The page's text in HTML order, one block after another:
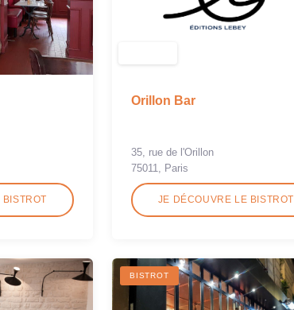
Orillon Bar
35, rue de l'Orillon
75011, Paris
JE DÉCOUVRE LE BISTROT
BISTROT